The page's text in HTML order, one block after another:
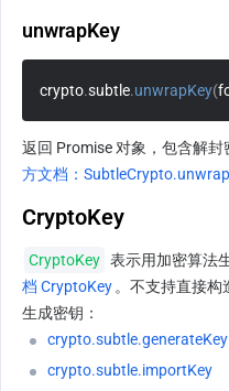
unwrapKey
crypto.subtle.unwrapKey(
返回 Promise 对象，包含解
方文档：
CryptoKey
CryptoKey 表示用加密算法
档 CryptoKey 。不支持直接构
生成密钥：
crypto.subtle.generateKey
crypto.subtle.importKey